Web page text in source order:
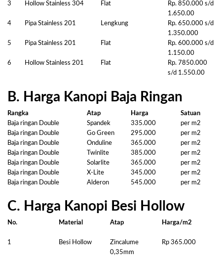
3
Hollow Stainless 304 Flat
Rp. 850.000 s/d
1.650.00
4
Pipa Stainless 201 Lengkung
Rp. 650.000 s/d
1.350.000
5
Pipa Stainless 201 Flat
Rp. 600.000 s/d
1.150.00
6
Hollow Stainless 201 Flat
Rp. 7850.000
s/d 1.550.00
B. Harga Kanopi Baja Ringan
Rangka Atap Harga
Satuan
Baja ringan Double
Spandek 335.000
per m2
Baja ringan Double
Go Green 295.000
per m2
Baja ringan Double
Onduline 365.000
per m2
Baja ringan Double
Twinlite 385.000
per m2
Baja ringan Double
Solarlite 365.000
per m2
Baja ringan Double
X-Lite 345.000
per m2
Baja ringan Double
Alderon 545.000 per m2
C. Harga Kanopi Besi Hollow
No. Material Atap Harga/m2
1 Besi Hollow
Zincalume
0,35mm
Rp 365.000